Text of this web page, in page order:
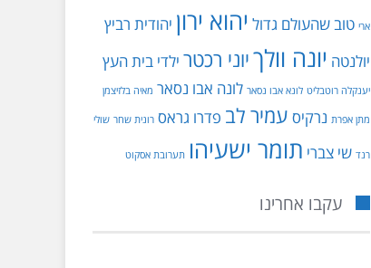
ארי טוב שהעולם גדול יהוא ירון יהודית רביץ
יולנטה יונה וולךיוני רכטר ילדי בית העץ
יענקלה רוטבליט לונא אבו נסאר לונה אבו נסאר מאיה בלזיצמן
מתן אפרת נרקיס עמיר לב פדרו גראס רונית שחר שולי
רנד שי צברי תומר ישעיהו תערובת אסקוט
עקבו אחרינו